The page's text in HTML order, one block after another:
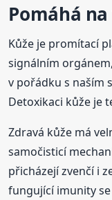
Pomáhá
Kůže je promítací
signálním
v pořádku s naším
Detoxikaci kůže je
Zdravá kůže má
samočisticí
přicházejí zvenčí i
fungující imunity